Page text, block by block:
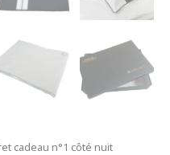
cadeau n°1 côté nuit